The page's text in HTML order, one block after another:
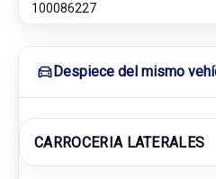
100086227
Despiece del mismo
CARROCERIA LATERALES